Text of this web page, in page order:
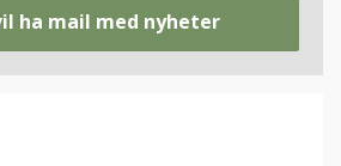
ha mail med nyheter